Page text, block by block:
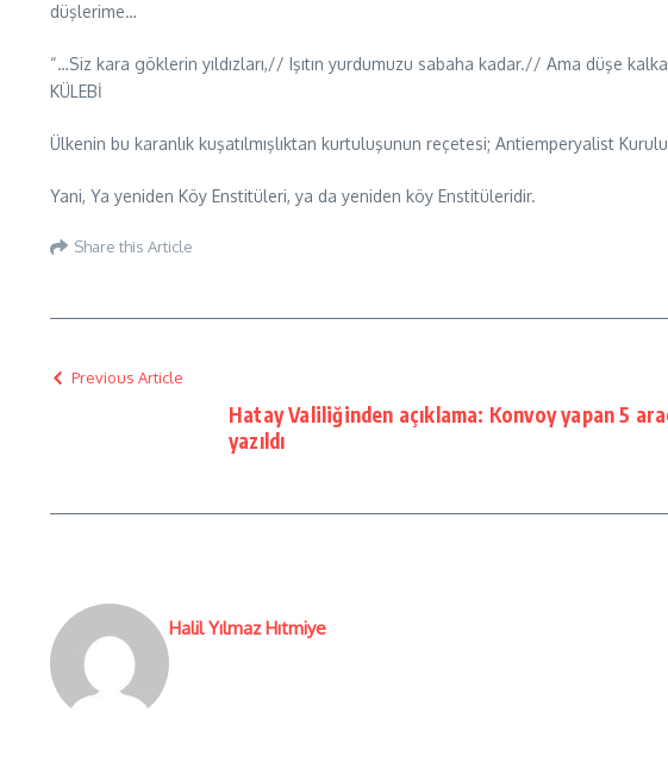
düşlerime…
“…Siz kara göklerin yıldızları,// Işıtın yurdumuzu sabaha kadar.// Ama düşe
KÜLEBİ
Ülkenin bu karanlık kuşatılmışlıktan kurtuluşunun reçetesi; Antiemperyalist
Yani, Ya yeniden Köy Enstitüleri, ya da yeniden köy Enstitüleridir.
Share this Article
Previous Article
Hatay Valiliğinden açıklama: Konvoy yapan 5
yazıldı
Halil Yılmaz Hıtmiye